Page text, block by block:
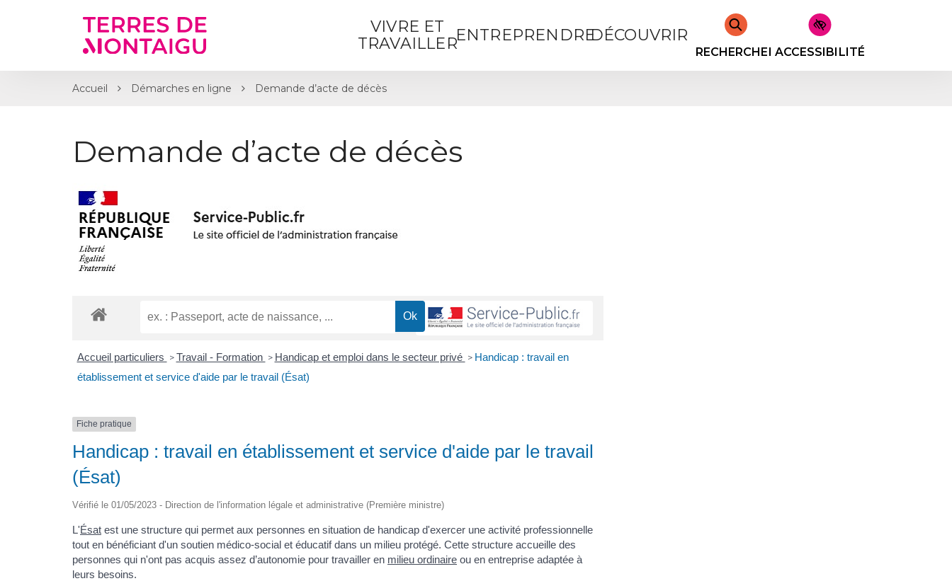
VIVRE ET
TRAVAILLERENTREPRENDREDÉCOUVRIR
RECHERCHERACCESSIBILITÉ
Accueil Démarches en ligne Demande d’acte de décès
Demande d’acte de décès
Accueil particuliers > Travail - Formation > Handicap et emploi dans le secteur privé > Handicap : travail en
établissement et service d'aide par le travail (Ésat)
Fiche pratique
Handicap : travail en établissement et service d'aide par le travail
(Ésat)
Vérifié le 01/05/2023 - Direction de l'information légale et administrative (Première ministre)
L'Ésat est une structure qui permet aux personnes en situation de handicap d'exercer une activité professionnelle
tout en bénéficiant d'un soutien médico-social et éducatif dans un milieu protégé. Cette structure accueille des
personnes qui n'ont pas acquis assez d’autonomie pour travailler en milieu ordinaire ou en entreprise adaptée à
leurs besoins.